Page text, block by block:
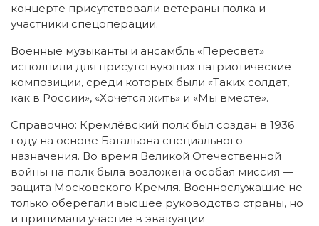
концерте присутствовали ветераны полка и
участники спецоперации.
Военные музыканты и ансамбль «Пересвет»
исполнили для присутствующих патриотические
композиции, среди которых были «Таких солдат,
как в России», «Хочется жить» и «Мы вместе».
Справочно: Кремлёвский полк был создан в 1936
году на основе Батальона специального
назначения. Во время Великой Отечественной
войны на полк была возложена особая миссия —
защита Московского Кремля. Военнослужащие не
только оберегали высшее руководство страны, но
и принимали участие в эвакуации